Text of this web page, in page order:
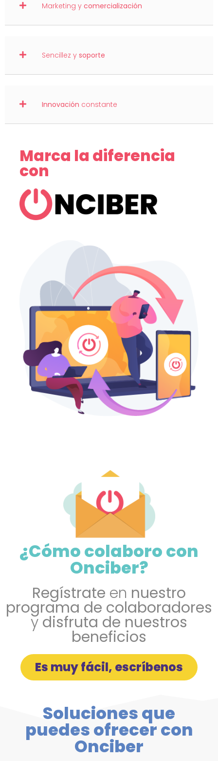
Marketing y comercialización
Sencillez y soporte
Innovación constante
Marca la diferencia
con
¿Cómo colaboro con
Onciber?
Regístrate en nuestro
programa de colaboradores
y disfruta de nuestros
beneficios
Es muy fácil, escríbenos
Soluciones que
puedes ofrecer con
Onciber